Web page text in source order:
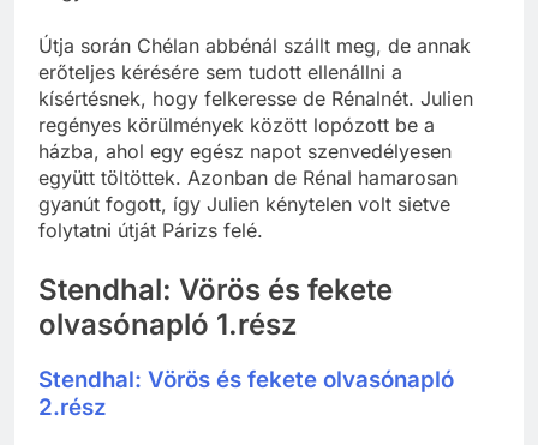
Útja során Chélan abbénál szállt meg, de annak
erőteljes kérésére sem tudott ellenállni a
kísértésnek, hogy felkeresse de Rénalnét. Julien
regényes körülmények között lopózott be a
házba, ahol egy egész napot szenvedélyesen
együtt töltöttek. Azonban de Rénal hamarosan
gyanút fogott, így Julien kénytelen volt sietve
Stendhal: Vörös és fekete
olvasónapló 1.rész
Stendhal: Vörös és fekete olvasónapló